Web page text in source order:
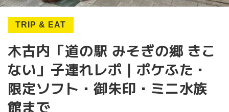
TRIP & EAT
木古内「道の駅 みそぎの郷 きこ
ない」子連れレポ｜ポケふた・
限定ソフト・御朱印・ミニ水族
館まで